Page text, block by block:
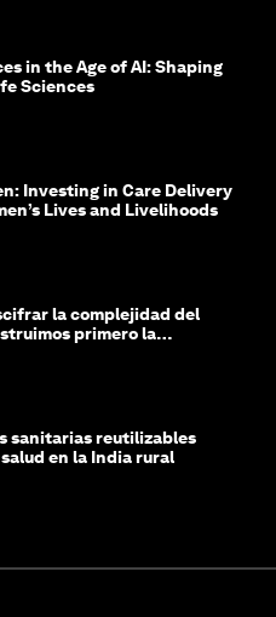
in the Age of AI: Shaping
Sciences
Investing in Care Delivery
Lives and Livelihoods
la complejidad del
primero la
sanitarias reutilizables
en la India rural